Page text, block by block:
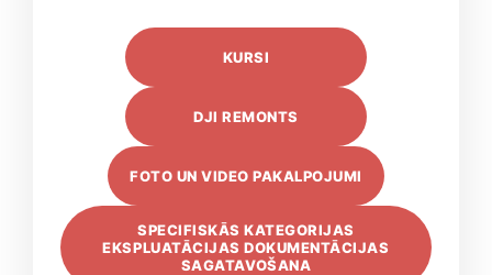
KURSI
DJI REMONTS
FOTO UN VIDEO PAKALPOJUMI
SPECIFISKĀS KATEGORIJAS
EKSPLUATĀCIJAS DOKUMENTĀCIJAS
SAGATAVOŠANA